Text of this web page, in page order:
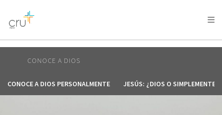
AFRICA
AMERICA / CARIBBEAN
OCEANIA
CONOCE A DIOS
CONOCE A DIOS PERSONALMENTE JESÚS: ¿DIOS O SIMPLEMENTE